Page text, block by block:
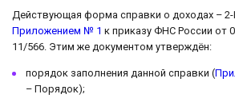
Действующая форма справки о доходах –
Приложением № 1 к приказу ФНС России от
11/566. Этим же документом утверждён:
порядок заполнения данной справки (
– Порядок);